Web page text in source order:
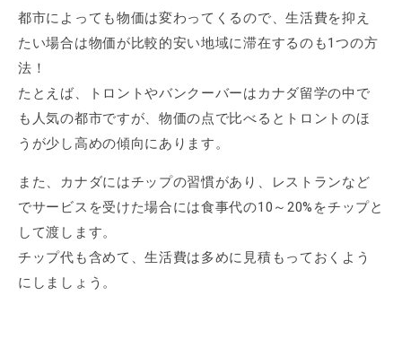
都市によっても物価は変わってくるので、生活費を抑え
たい場合は物価が比較的安い地域に滞在するのも1つの方
法！
たとえば、トロントやバンクーバーはカナダ留学の中で
も人気の都市ですが、物価の点で比べるとトロントのほ
うが少し高めの傾向にあります。
また、カナダにはチップの習慣があり、レストランなど
でサービスを受けた場合には食事代の10～20%をチップと
して渡します。
チップ代も含めて、生活費は多めに見積もっておくよう
にしましょう。